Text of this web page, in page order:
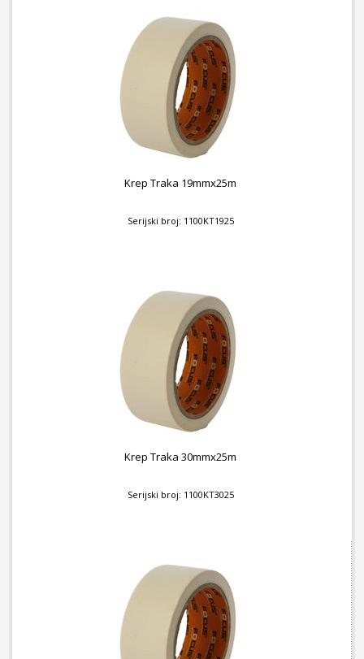
Krep Traka 19mmx25m
Serijski broj: 1100KT1925
Krep Traka 30mmx25m
Serijski broj: 1100KT3025